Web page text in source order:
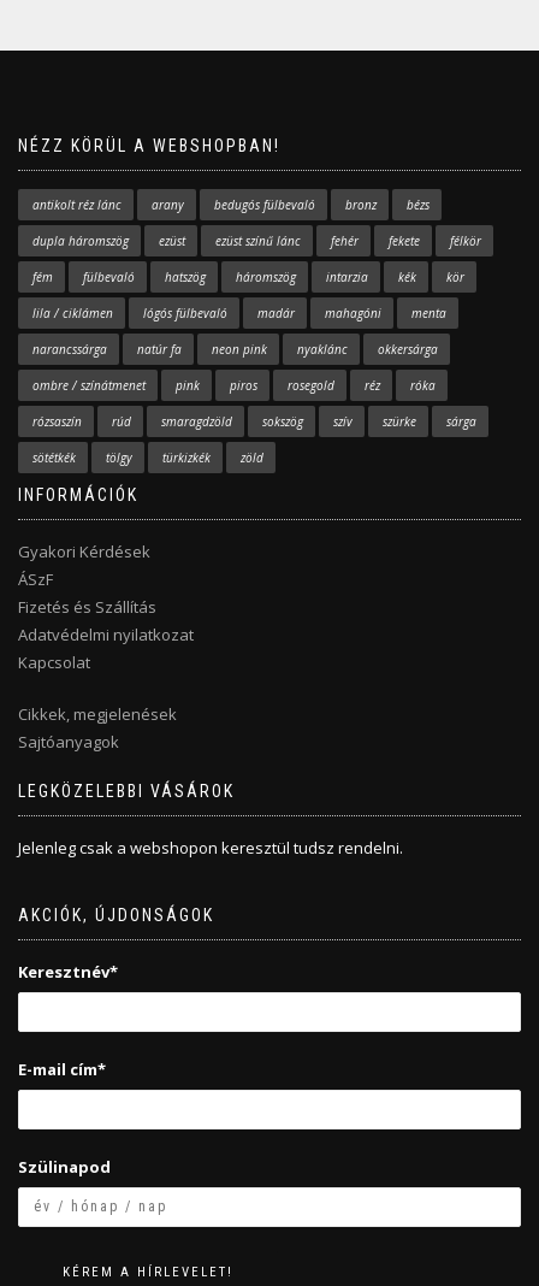
NÉZZ KÖRÜL A WEBSHOPBAN!
antikolt réz lánc arany bedugós fülbevaló bronz bézs
dupla háromszög ezüst ezüst színű lánc fehér fekete félkör
fém fülbevaló hatszög háromszög intarzia kék kör
lila / ciklámen lógós fülbevaló madár mahagóni menta
narancssárga natúr fa neon pink nyaklánc okkersárga
ombre / színátmenet pink piros rosegold réz róka
rózsaszín rúd smaragdzöld sokszög szív szürke sárga
sötétkék tölgy türkizkék zöld
INFORMÁCIÓK
Gyakori Kérdések
ÁSzF
Fizetés és Szállítás
Adatvédelmi nyilatkozat
Kapcsolat
Cikkek, megjelenések
Sajtóanyagok
LEGKÖZELEBBI VÁSÁROK
Jelenleg csak a webshopon keresztül tudsz rendelni.
AKCIÓK, ÚJDONSÁGOK
Keresztnév*
E-mail cím*
Szülinapod